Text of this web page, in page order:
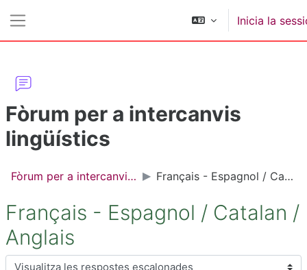
Inicia la
Fòrum per a intercanvis
lingüístics
Fòrum per a intercanvis lingüístics Français - Espagnol / Catalan / Anglais
Français - Espagnol / Catalan /
Anglais
Mode de visualització